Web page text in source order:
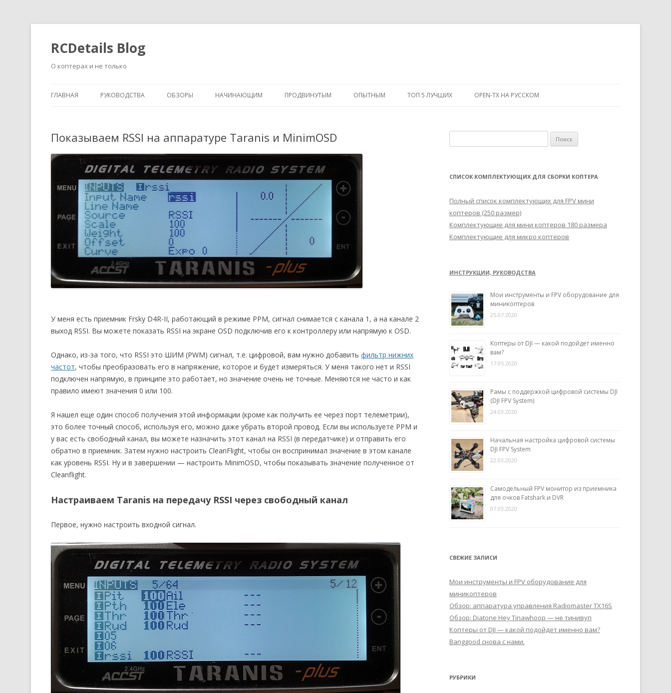
RCDetails Blog
О коптерах и не только
ГЛАВНАЯ РУКОВОДСТВА ОБЗОРЫ НАЧИНАЮЩИМ ПРОДВИНУТЫМ ОПЫТНЫМ ТОП 5 ЛУЧШИХ OPEN-TX НА РУССКОМ
Показываем RSSI на аппаратуре Taranis и MinimOSD
У меня есть приемник Frsky D4R-II, работающий в режиме PPM, сигнал снимается с канала 1, а на канале 2
выход RSSI. Вы можете показать RSSI на экране OSD подключив его к контроллеру или напрямую к OSD.
Однако, из-за того, что RSSI это ШИМ (PWM) сигнал, т.е. цифровой, вам нужно добавить фильтр нижних
частот, чтобы преобразовать его в напряжение, которое и будет измеряться. У меня такого нет и RSSI
подключен напрямую, в принципе это работает, но значение очень не точные. Меняются не часто и как
правило имеют значения 0 или 100.
Я нашел еще один способ получения этой информации (кроме как получить ее через порт телеметрии),
это более точный способ, используя его, можно даже убрать второй провод. Если вы используете PPM и
у вас есть свободный канал, вы можете назначить этот канал на RSSI (в передатчике) и отправить его
обратно в приемник. Затем нужно настроить CleanFlight, чтобы он воспринимал значение в этом канале
как уровень RSSI. Ну и в завершении — настроить MinimOSD, чтобы показывать значение полученное от
Cleanflight.
Настраиваем Taranis на передачу RSSI через свободный канал
Первое, нужно настроить входной сигнал.
а
т
:
СПИСОК КОМПЛЕКТУЮЩИХ ДЛЯ СБОРКИ КОПТЕРА
Полный список комплектующих для FPV мини
коптеров (250 размер)
Комплектующие для мини коптеров 180 размера
Комплектующие для микро коптеров
ИНСТРУКЦИИ, РУКОВОДСТВА
Мои инструменты и FPV оборудование для
миникоптеров
25.07.2020
Коптеры от DJI — какой подойдет именно
вам?
17.05.2020
Рамы с поддержкой цифровой системы DJI
(DJI FPV System)
24.03.2020
Начальная настройка цифровой системы
DJI FPV System
22.03.2020
Самодельный FPV монитор из приемника
для очков Fatshark и DVR
07.03.2020
СВЕЖИЕ ЗАПИСИ
Мои инструменты и FPV оборудование для
миникоптеров
Обзор: аппаратура управления Radiomaster TX16S
Обзор: Diatone Hey Tinawhoop — не тинивуп
Коптеры от DJI — какой подойдет именно вам?
Banggood снова с нами.
РУБРИКИ